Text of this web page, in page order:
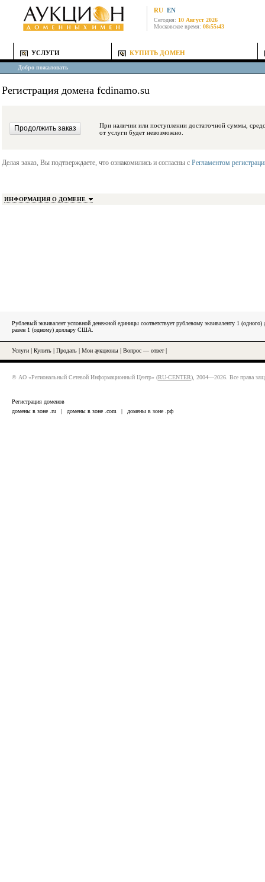
RU EN
Сегодня: 10 Август 2026
Московское время: 08:55:43
УСЛУГИ КУПИТЬ ДОМЕН
Добро пожаловать
Регистрация домена fcdinamo.su
При наличии или поступлении достаточной суммы, средства будут
от услуги будет невозможно.
Делая заказ, Вы подтверждаете, что ознакомились и согласны с Регламентом
ИНФОРМАЦИЯ О ДОМЕНЕ
Рублевый эквивалент условной денежной единицы соответствует рублевому эквиваленту 1
равен 1 (одному) доллару США.
Услуги Купить Продать Мои аукционы Вопрос — ответ|
© АО «Региональный Сетевой Информационный Центр» (RU-CENTER), 2004—2026. Все права
Регистрация доменов
домены в зоне .ru
| домены в зоне .com | домены в зоне .рф